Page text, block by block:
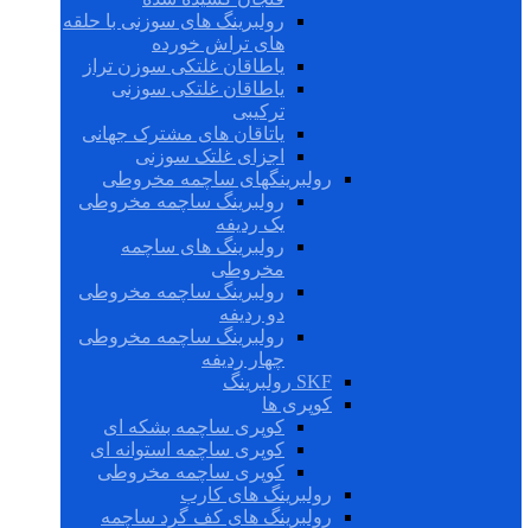
رولبرینگ های سوزنی با حلقه
های تراش خورده
یاطاقان غلتکی سوزن تراز
یاطاقان غلتکی سوزنی
ترکیبی
یاتاقان های مشترک جهانی
اجزای غلتک سوزنی
رولبرینگهای ساچمه مخروطی
رولبرینگ ساچمه مخروطی
یک ردیفه
رولبرینگ های ساچمه
مخروطی
رولبرینگ ساچمه مخروطی
دو ردیفه
رولبرینگ ساچمه مخروطی
چهار ردیفه
SKF رولبرینگ
کوپری ها
کوپری ساچمه بشکه ای
کوپری ساچمه استوانه ای
کوپری ساچمه مخروطی
رولبرینگ های کارب
رولبرینگ های کف گرد ساچمه